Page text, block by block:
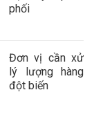
phối
Đơn vị cần xử
lý lượng hàng
đột biến